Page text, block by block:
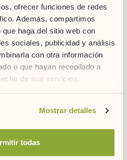
ofrecer funciones de redes
Además, compartimos
haga del sitio web con
sociales, publicidad y análisis
con otra información
o que hayan recopilado a
de sus servicios.
Mostrar detalles
todas
Envío de lunes a viernes
realizados antes de las